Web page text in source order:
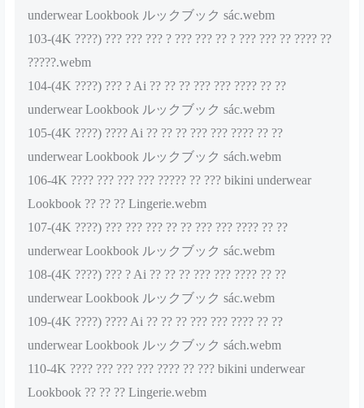
underwear Lookbook ルックブック sác.webm
103-(4K ????) ??? ??? ??? ? ??? ??? ?? ? ??? ??? ?? ???? ??
?????.webm
104-(4K ????) ??? ? Ai ?? ?? ?? ??? ??? ???? ?? ??
underwear Lookbook ルックブック sác.webm
105-(4K ????) ???? Ai ?? ?? ?? ??? ??? ???? ?? ??
underwear Lookbook ルックブック sách.webm
106-4K ???? ??? ??? ??? ????? ?? ??? bikini underwear
Lookbook ?? ?? ?? Lingerie.webm
107-(4K ????) ??? ??? ??? ?? ?? ??? ??? ???? ?? ??
underwear Lookbook ルックブック sác.webm
108-(4K ????) ??? ? Ai ?? ?? ?? ??? ??? ???? ?? ??
underwear Lookbook ルックブック sác.webm
109-(4K ????) ???? Ai ?? ?? ?? ??? ??? ???? ?? ??
underwear Lookbook ルックブック sách.webm
110-4K ???? ??? ??? ??? ???? ?? ??? bikini underwear
Lookbook ?? ?? ?? Lingerie.webm